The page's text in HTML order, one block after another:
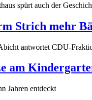
spürt auch der
Strich mehr
antwortet CDU-
am
Jahren entdeckt